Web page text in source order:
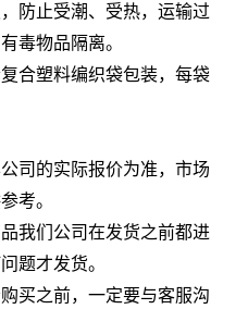
防止受潮、受热，运输过
毒物品隔离。
合塑料编织袋包装，每袋
司的实际报价为准，市场
考。
我们公司在发货之前都进
题才发货。
买之前，一定要与客服沟